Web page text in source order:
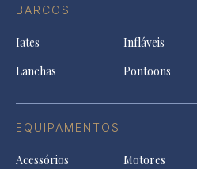
BARCOS
Iates Infláveis
Lanchas
Pontoons
EQUIPAMENTOS
Acessórios Motores